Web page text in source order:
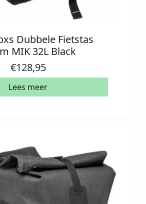
Dubbele Fietstas
MIK 32L Black
€128,95
Lees meer